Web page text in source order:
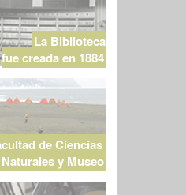
La Biblioteca
fue creada en 1884
de Ciencias
y Museo